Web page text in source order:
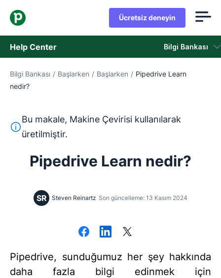
Ücretsiz deneyin
Help Center Bilgi Bankası
Bilgi Bankası
Destek Birimiyle İletişime Geçin
Bilgi Bankası / Başlarken / Başlarken / Pipedrive Learn
nedir?
Bu metin, İngilizceden Makine Çevirisi aracı
Bu makale, Makine Çevirisi kullanılarak
üretilmiştir.
Pipedrive Learn nedir?
SR Steven Reinartz Son güncelleme: 13 Kasım 2024
Pipedrive, sunduğumuz her şey hakkında
daha fazla bilgi edinmek için